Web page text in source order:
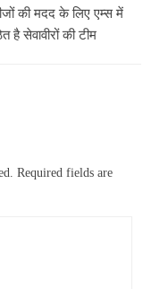
की मदद के लिए एम्स में
है सेवावीरों की टीम
Required fields are